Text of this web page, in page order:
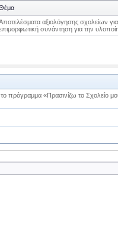
αξιολόγησης σχολείων
συνάντηση για την
πρόγραμμα «Πρασινίζω το Σχολείο